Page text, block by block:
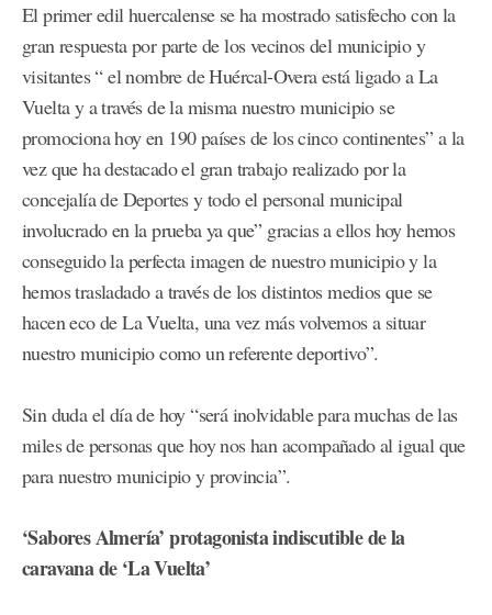
El primer edil huercalense se ha mostrado satisfecho con la
gran respuesta por parte de los vecinos del municipio y
visitantes “ el nombre de Huércal-Overa está ligado a La
Vuelta y a través de la misma nuestro municipio se
promociona hoy en 190 países de los cinco continentes” a la
vez que ha destacado el gran trabajo realizado por la
concejalía de Deportes y todo el personal municipal
involucrado en la prueba ya que” gracias a ellos hoy hemos
conseguido la perfecta imagen de nuestro municipio y la
hemos trasladado a través de los distintos medios que se
hacen eco de La Vuelta, una vez más volvemos a situar
nuestro municipio como un referente deportivo”.
Sin duda el día de hoy “será inolvidable para muchas de las
miles de personas que hoy nos han acompañado al igual que
para nuestro municipio y provincia”.
‘Sabores Almería’ protagonista indiscutible de la
caravana de ‘La Vuelta’